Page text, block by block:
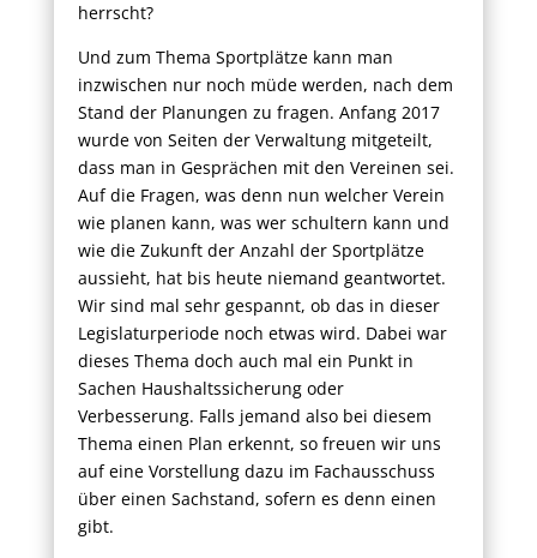
herrscht?
Und zum Thema Sportplätze kann man
inzwischen nur noch müde werden, nach dem
Stand der Planungen zu fragen. Anfang 2017
wurde von Seiten der Verwaltung mitgeteilt,
dass man in Gesprächen mit den Vereinen sei.
Auf die Fragen, was denn nun welcher Verein
wie planen kann, was wer schultern kann und
wie die Zukunft der Anzahl der Sportplätze
aussieht, hat bis heute niemand geantwortet.
Wir sind mal sehr gespannt, ob das in dieser
Legislaturperiode noch etwas wird. Dabei war
dieses Thema doch auch mal ein Punkt in
Sachen Haushaltssicherung oder
Verbesserung. Falls jemand also bei diesem
Thema einen Plan erkennt, so freuen wir uns
auf eine Vorstellung dazu im Fachausschuss
über einen Sachstand, sofern es denn einen
gibt.